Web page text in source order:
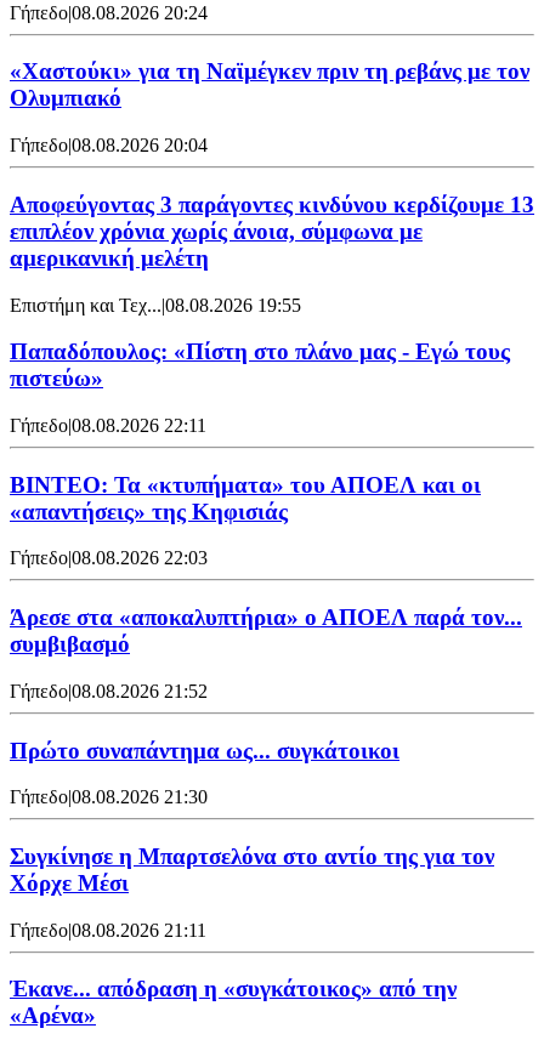
Γήπεδο|08.08.2026 20:24
«Χαστούκι» για τη Ναϊμέγκεν πριν τη ρεβάνς με τον
Ολυμπιακό
Γήπεδο|08.08.2026 20:04
Αποφεύγοντας 3 παράγοντες κινδύνου κερδίζουμε 13
επιπλέον χρόνια χωρίς άνοια, σύμφωνα με
αμερικανική μελέτη
Επιστήμη και Τεχ...|08.08.2026 19:55
Παπαδόπουλος: «Πίστη στο πλάνο μας - Εγώ τους
πιστεύω»
Γήπεδο|08.08.2026 22:11
ΒΙΝΤΕΟ: Τα «κτυπήματα» του ΑΠΟΕΛ και οι
«απαντήσεις» της Κηφισιάς
Γήπεδο|08.08.2026 22:03
Άρεσε στα «αποκαλυπτήρια» ο ΑΠΟΕΛ παρά τον...
συμβιβασμό
Γήπεδο|08.08.2026 21:52
Πρώτο συναπάντημα ως... συγκάτοικοι
Γήπεδο|08.08.2026 21:30
Συγκίνησε η Μπαρτσελόνα στο αντίο της για τον
Χόρχε Μέσι
Γήπεδο|08.08.2026 21:11
Έκανε... απόδραση η «συγκάτοικος» από την
«Αρένα»